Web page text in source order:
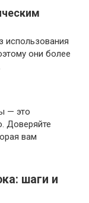
использования
они более
— это
Доверяйте
вам
шаги и